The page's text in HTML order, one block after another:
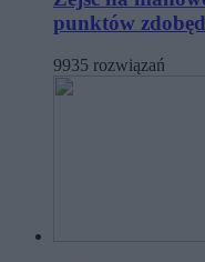
punktów
9935 rozwiązań